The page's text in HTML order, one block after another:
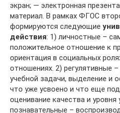
экран; — электронная
материал. В рамках ФГОС
формируются следующие
действия: 1) личностные –
положительное отношение к
ориентация в социальных
отношениях. 2) регулятивные
учебной задачи, выделение и
что уже усвоено и что еще
оценивание качества и уровня
познавательные –